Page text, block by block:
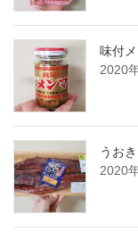
味付
2020
うお
2020